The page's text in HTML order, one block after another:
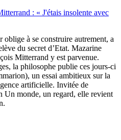
: « J'étais insolente avec
à se construire autrement, a
du secret d’Etat. Mazarine
Mitterrand y est parvenue.
la philosophe publie ces jours-ci
un essai ambitieux sur la
artificielle. Invitée de
Un monde, un regard, elle revient